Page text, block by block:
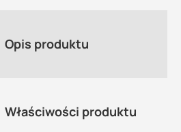
Opis produktu
Właściwości produktu